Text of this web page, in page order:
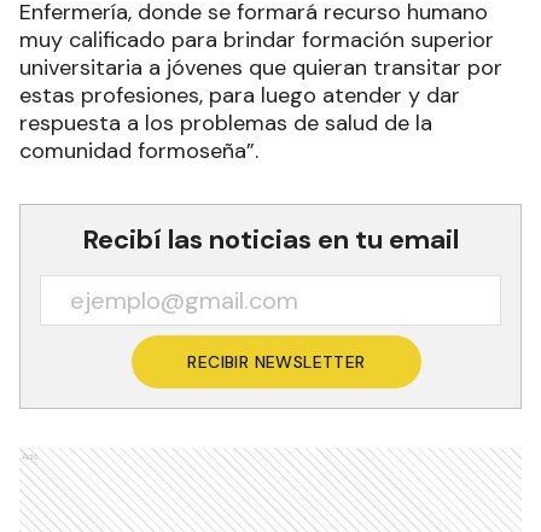
Enfermería, donde se formará recurso humano
muy calificado para brindar formación superior
universitaria a jóvenes que quieran transitar por
estas profesiones, para luego atender y dar
respuesta a los problemas de salud de la
comunidad formoseña”.
Recibí las noticias en tu email
RECIBIR NEWSLETTER
Ads